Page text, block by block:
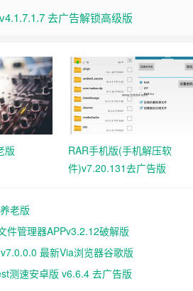
去广告解锁高级版
版
RAR手机版(手机解压软
件)v7.20.131去广告版
老版
件管理器APPv3.2.12破解版
最新Via浏览器谷歌版
测速安卓版 v6.6.4 去广告版